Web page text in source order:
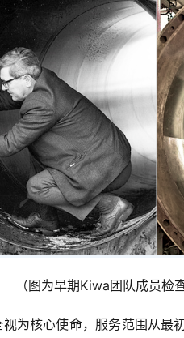
（图为早期Kiwa团队成员检
为核心使命，服务范围从最